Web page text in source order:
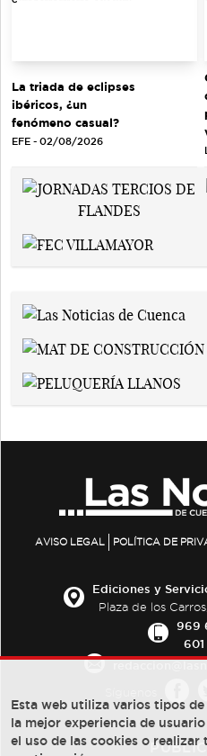
La triada de eclipses
ibéricos, ¿un
fenómeno casual?
EFE - 02/08/2026
AVISO LEGAL POLÍTICA DE
Ediciones y
Plaza de los
969
601
Esta web utiliza varios tipos
la mejor experiencia de
el uso de las cookies o realizar